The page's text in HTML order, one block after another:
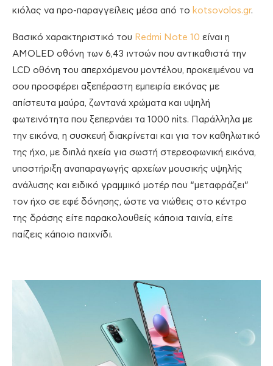
κιόλας να προ-παραγγείλεις μέσα από το kotsovolos.gr.
Βασικό χαρακτηριστικό του Redmi Note 10 είναι η
AMOLED οθόνη των 6,43 ιντσών που αντικαθιστά την
LCD οθόνη του απερχόμενου μοντέλου, προκειμένου να
σου προσφέρει αξεπέραστη εμπειρία εικόνας με
απίστευτα μαύρα, ζωντανά χρώματα και υψηλή
φωτεινότητα που ξεπερνάει τα 1000 nits. Παράλληλα με
την εικόνα, η συσκευή διακρίνεται και για τον καθηλωτικό
της ήχο, με διπλά ηχεία για σωστή στερεοφωνική εικόνα,
υποστήριξη αναπαραγωγής αρχείων μουσικής υψηλής
ανάλυσης και ειδικό γραμμικό μοτέρ που “μεταφράζει”
τον ήχο σε εφέ δόνησης, ώστε να νιώθεις στο κέντρο
της δράσης είτε παρακολουθείς κάποια ταινία, είτε
παίζεις κάποιο παιχνίδι.